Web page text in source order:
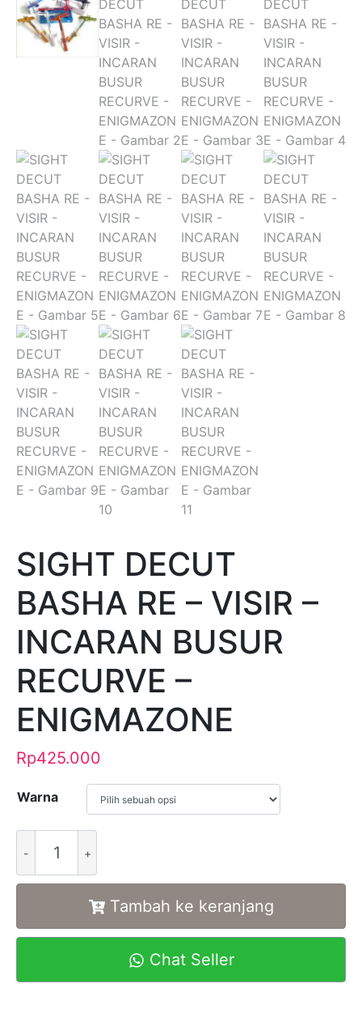
SIGHT DECUT
BASHA RE – VISIR –
INCARAN BUSUR
RECURVE –
ENIGMAZONE
Rp425.000
Warna
Tambah ke keranjang
Chat Seller